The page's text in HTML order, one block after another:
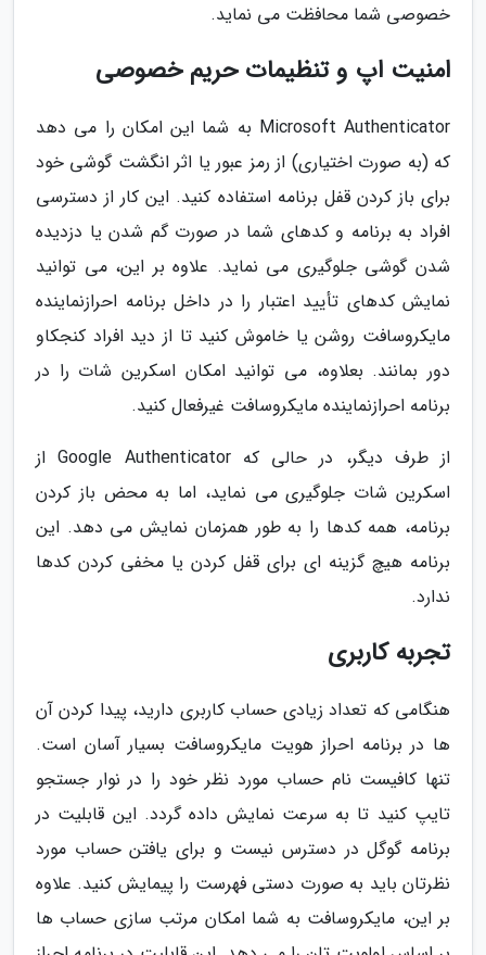
خصوصی شما محافظت می نماید.
امنیت اپ و تنظیمات حریم خصوصی
Microsoft Authenticator به شما این امکان را می دهد
که (به صورت اختیاری) از رمز عبور یا اثر انگشت گوشی خود
برای باز کردن قفل برنامه استفاده کنید. این کار از دسترسی
افراد به برنامه و کدهای شما در صورت گم شدن یا دزدیده
شدن گوشی جلوگیری می نماید. علاوه بر این، می توانید
نمایش کدهای تأیید اعتبار را در داخل برنامه احرازنماینده
مایکروسافت روشن یا خاموش کنید تا از دید افراد کنجکاو
دور بمانند. بعلاوه، می توانید امکان اسکرین شات را در
برنامه احرازنماینده مایکروسافت غیرفعال کنید.
از طرف دیگر، در حالی که Google Authenticator از
اسکرین شات جلوگیری می نماید، اما به محض باز کردن
برنامه، همه کدها را به طور همزمان نمایش می دهد. این
برنامه هیچ گزینه ای برای قفل کردن یا مخفی کردن کدها
ندارد.
تجربه کاربری
هنگامی که تعداد زیادی حساب کاربری دارید، پیدا کردن آن
ها در برنامه احراز هویت مایکروسافت بسیار آسان است.
تنها کافیست نام حساب مورد نظر خود را در نوار جستجو
تایپ کنید تا به سرعت نمایش داده گردد. این قابلیت در
برنامه گوگل در دسترس نیست و برای یافتن حساب مورد
نظرتان باید به صورت دستی فهرست را پیمایش کنید. علاوه
بر این، مایکروسافت به شما امکان مرتب سازی حساب ها